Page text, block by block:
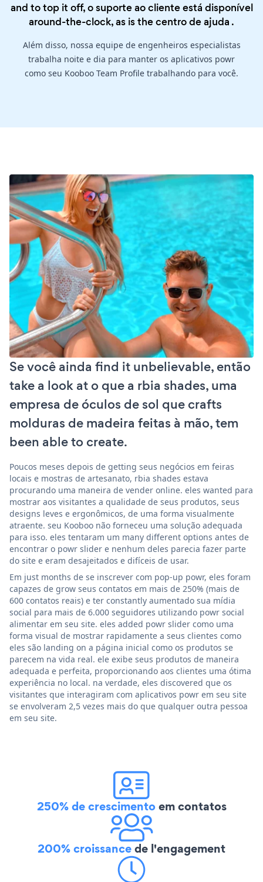
and to top it off, o suporte ao cliente está disponível
around-the-clock, as is thecentro de ajuda .
Além disso, nossa equipe de engenheiros especialistas
trabalha noite e dia para manter os aplicativos powr
como seu Kooboo Team Profile trabalhando para você.
Se você ainda find it unbelievable, então
take a look at o que a rbia shades, uma
empresa de óculos de sol que crafts
molduras de madeira feitas à mão, tem
been able to create.
Poucos meses depois de getting seus negócios em feiras
locais e mostras de artesanato, rbia shades estava
procurando uma maneira de vender online. eles wanted para
mostrar aos visitantes a qualidade de seus produtos, seus
designs leves e ergonômicos, de uma forma visualmente
atraente. seu Kooboo não forneceu uma solução adequada
para isso. eles tentaram um many different options antes de
encontrar o powr slider e nenhum deles parecia fazer parte
do site e eram desajeitados e difíceis de usar.
Em just months de se inscrever com pop-up powr, eles foram
capazes de grow seus contatos em mais de 250% (mais de
600 contatos reais) e ter constantly aumentado sua mídia
social para mais de 6.000 seguidores utilizando powr social
alimentar em seu site. eles added powr slider como uma
forma visual de mostrar rapidamente a seus clientes como
eles são landing on a página inicial como os produtos se
parecem na vida real. ele exibe seus produtos de maneira
adequada e perfeita, proporcionando aos clientes uma ótima
experiência no local. na verdade, eles discovered que os
visitantes que interagiram com aplicativos powr em seu site
se envolveram 2,5 vezes mais do que qualquer outra pessoa
em seu site.
250% de crescimentoem contatos
200% croissancede l'engagement